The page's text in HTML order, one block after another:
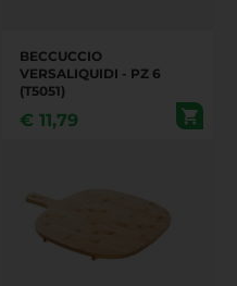
BECCUCCIO
VERSALIQUIDI - PZ 6
(T5051)
€ 11,79